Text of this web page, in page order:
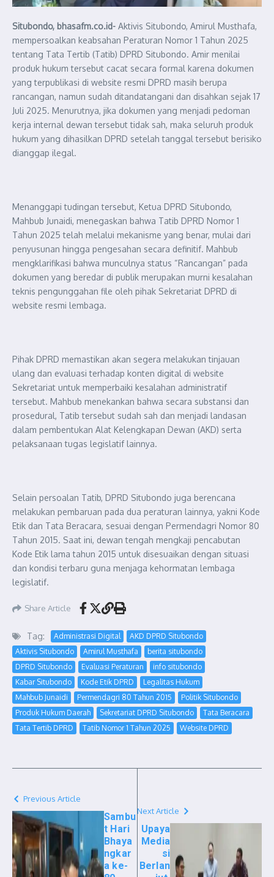
Situbondo, bhasafm.co.id- Aktivis Situbondo, Amirul Musthafa,
mempersoalkan keabsahan Peraturan Nomor 1 Tahun 2025
tentang Tata Tertib (Tatib) DPRD Situbondo. Amir menilai
produk hukum tersebut cacat secara formal karena dokumen
yang terpublikasi di website resmi DPRD masih berupa
rancangan, namun sudah ditandatangani dan disahkan sejak 17
Juli 2025. Menurutnya, jika dokumen yang menjadi pedoman
kerja internal dewan tersebut tidak sah, maka seluruh produk
hukum yang dihasilkan DPRD setelah tanggal tersebut berisiko
dianggap ilegal.
Menanggapi tudingan tersebut, Ketua DPRD Situbondo,
Mahbub Junaidi, menegaskan bahwa Tatib DPRD Nomor 1
Tahun 2025 telah melalui mekanisme yang benar, mulai dari
penyusunan hingga pengesahan secara definitif. Mahbub
mengklarifikasi bahwa munculnya status “Rancangan” pada
dokumen yang beredar di publik merupakan murni kesalahan
teknis pengunggahan file oleh pihak Sekretariat DPRD di
website resmi lembaga.
Pihak DPRD memastikan akan segera melakukan tinjauan
ulang dan evaluasi terhadap konten digital di website
Sekretariat untuk memperbaiki kesalahan administratif
tersebut. Mahbub menekankan bahwa secara substansi dan
prosedural, Tatib tersebut sudah sah dan menjadi landasan
dalam pembentukan Alat Kelengkapan Dewan (AKD) serta
pelaksanaan tugas legislatif lainnya.
Selain persoalan Tatib, DPRD Situbondo juga berencana
melakukan pembaruan pada dua peraturan lainnya, yakni Kode
Etik dan Tata Beracara, sesuai dengan Permendagri Nomor 80
Tahun 2015. Saat ini, dewan tengah mengkaji pencabutan
Kode Etik lama tahun 2015 untuk disesuaikan dengan situasi
dan kondisi terbaru guna menjaga kehormatan lembaga
legislatif.
Share Article
Tag: Administrasi Digital
AKD DPRD Situbondo
Aktivis Situbondo
Amirul Musthafa
berita situbondo
DPRD Situbondo
Evaluasi Peraturan
info situbondo
Kabar Situbondo
Kode Etik DPRD
Legalitas Hukum
Mahbub Junaidi
Permendagri 80 Tahun 2015
Politik Situbondo
Produk Hukum Daerah
Sekretariat DPRD Situbondo
Tata Beracara
Tata Tertib DPRD
Tatib Nomor 1 Tahun 2025 Website DPRD
Previous Article
Sambu
t Hari
Bhaya
ngkar
a ke-
Next Article
Upaya
Media
si
Berlan